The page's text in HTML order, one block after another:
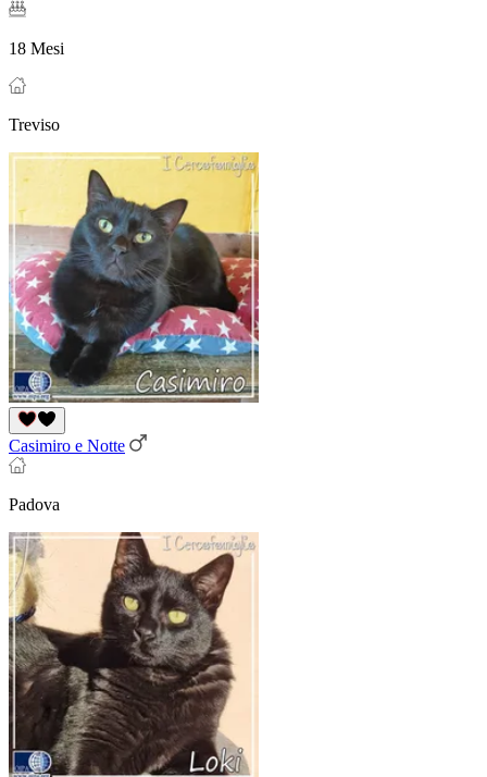
18 Mesi
Treviso
Casimiro e Notte
Padova